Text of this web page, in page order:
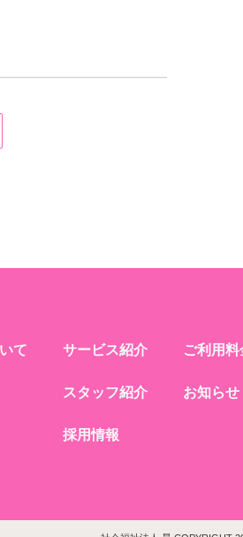
て サービス紹介
スタッフ紹介
採用情報
ご利用料
お知らせ